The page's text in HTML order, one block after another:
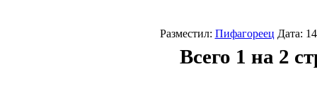
Разместил: Пифагореец Дата:
Всего 1 на 2